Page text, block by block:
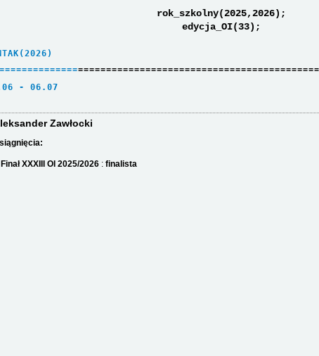
rok_szkolny(2025,2026);
edycja_OI(33);
==============
- 06.07
Zawłocki
Finał XXXIII OI 2025/2026 : finalista